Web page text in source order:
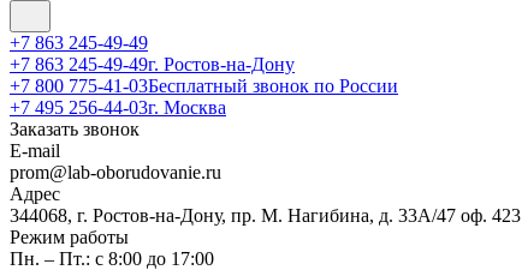
+7 863 245-49-49
+7 863 245-49-49г. Ростов-на-Дону
+7 800 775-41-03Бесплатный звонок по России
+7 495 256-44-03г. Москва
Заказать звонок
E-mail
prom@lab-oborudovanie.ru
Адрес
344068, г. Ростов-на-Дону, пр. М. Нагибина, д. 33А/47 оф. 423
Режим работы
Пн. – Пт.: с 8:00 до 17:00